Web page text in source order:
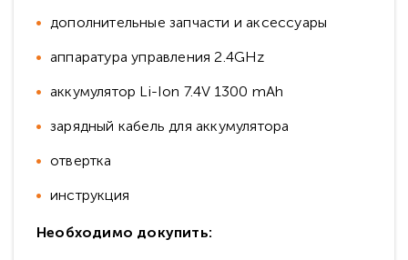
дополнительные запчасти и аксессуары
аппаратура управления 2.4GHz
аккумулятор Li-Ion 7.4V 1300 mAh
зарядный кабель для аккумулятора
отвертка
инструкция
Необходимо докупить: